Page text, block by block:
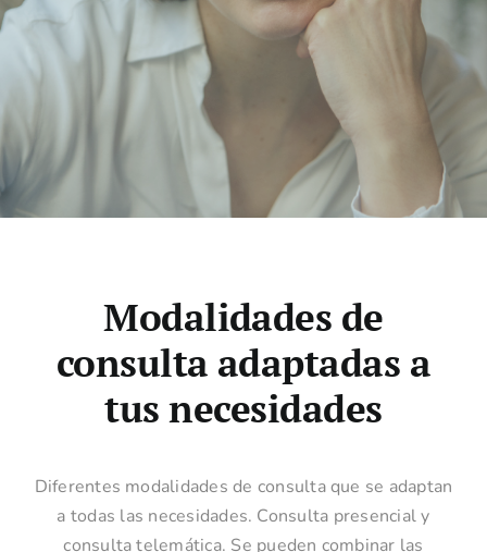
Modalidades de
consulta adaptadas a
tus necesidades
Diferentes modalidades de consulta que se adaptan
a todas las necesidades. Consulta presencial y
consulta telemática. Se pueden combinar las